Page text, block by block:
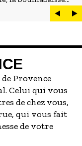
excellence. On
submergé·e par la
de Provence
Celui qui vous
de chez vous,
qui vous fait
de votre